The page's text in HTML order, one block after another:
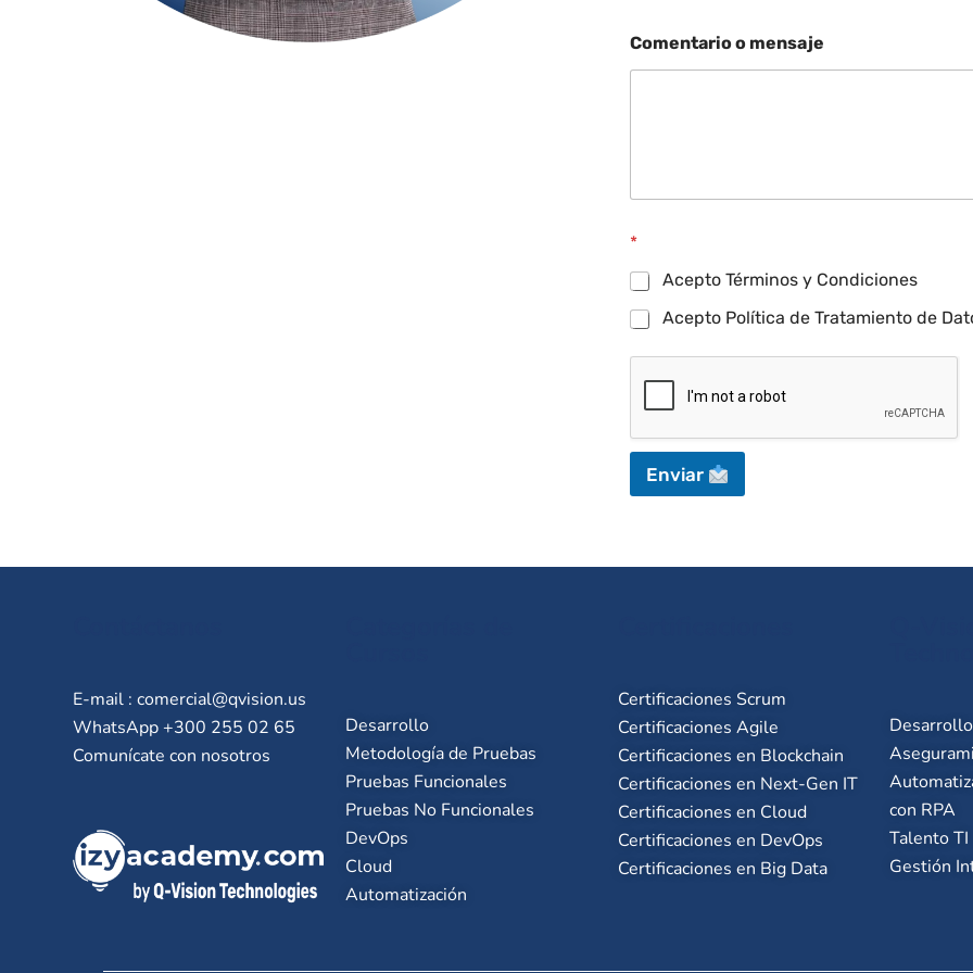
Comentario o mensaje
*
Acepto Términos y Condiciones
Acepto Política de Tratamiento de
Enviar
E-mail : comercial@qvision.us
WhatsApp +300 255 02 65
Comunícate con nosotros
Desarrollo
Metodología de Pruebas
Pruebas Funcionales
Pruebas No Funcionales
DevOps
Cloud
Automatización
Certificaciones Scrum
Certificaciones Agile
Certificaciones en Blockchain
Certificaciones en Next-Gen IT
Certificaciones en Cloud
Certificaciones en DevOps
Certificaciones en Big Data
con RPA
Talento TI
Gestión